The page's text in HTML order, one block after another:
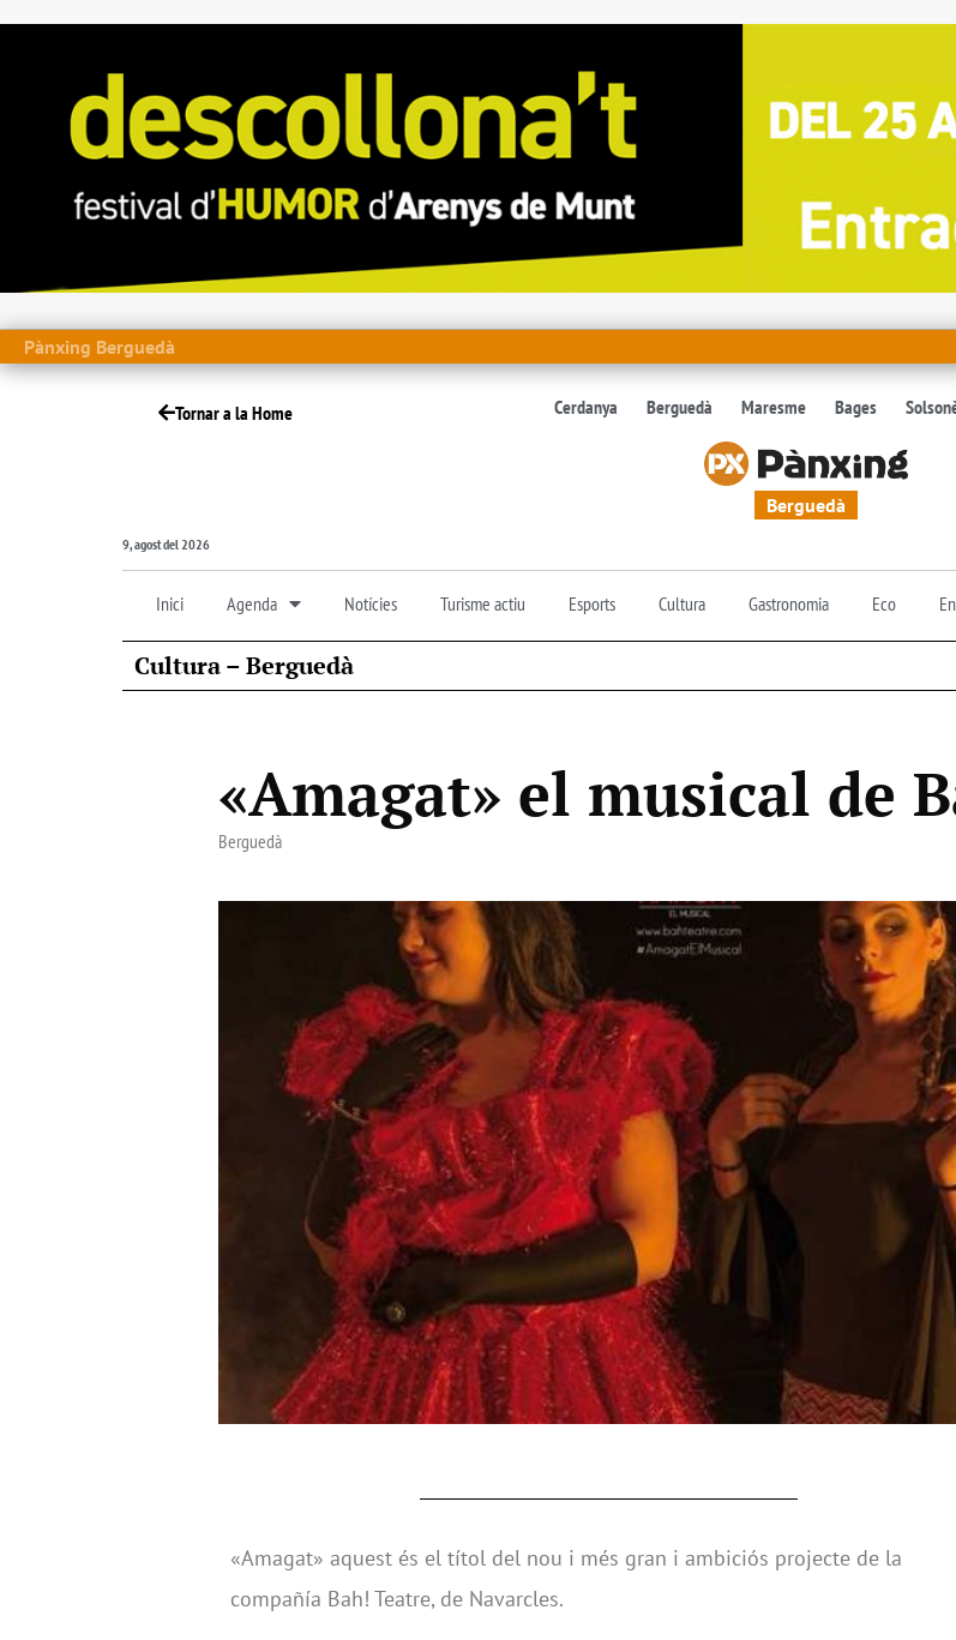
Pànxing Berguedà
Tornar a la Home Cerdanya Berguedà Maresme Bages
Berguedà
9, agost del 2026
Inici Agenda Notícies Turisme actiu Esports Cultura Gastronomia Eco
Cultura – Berguedà
«Amagat» el musical de
Berguedà
«Amagat» aquest és el títol del nou i més gran i ambiciós projecte de la
compañía Bah! Teatre, de Navarcles.